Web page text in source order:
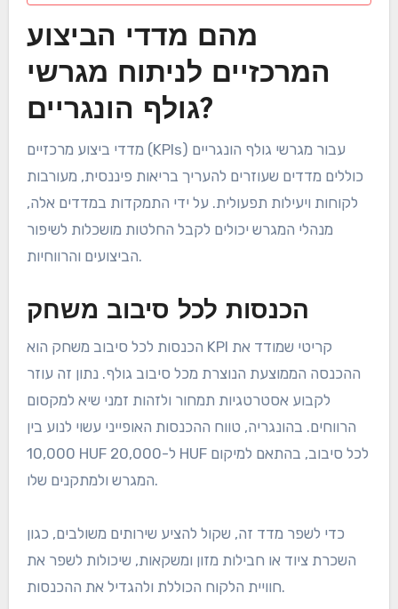
מהם מדדי הביצוע
המרכזיים לניתוח מגרשי
גולף הונגריים?
מדדי ביצוע מרכזיים (KPIs) עבור מגרשי גולף הונגריים
כוללים מדדים שעוזרים להעריך בריאות פיננסית, מעורבות
לקוחות ויעילות תפעולית. על ידי התמקדות במדדים אלה,
מנהלי המגרש יכולים לקבל החלטות מושכלות לשיפור
הביצועים והרווחיות.
הכנסות לכל סיבוב משחק
הכנסות לכל סיבוב משחק הוא KPI קריטי שמודד את
ההכנסה הממוצעת הנוצרת מכל סיבוב גולף. נתון זה עוזר
לקבוע אסטרטגיות תמחור ולזהות זמני שיא למקסום
הרווחים. בהונגריה, טווח ההכנסות האופייני עשוי לנוע בין
10,000 HUF ל-20,000 HUF לכל סיבוב, בהתאם למיקום
המגרש ולמתקנים שלו.
כדי לשפר מדד זה, שקול להציע שירותים משולבים, כגון
השכרת ציוד או חבילות מזון ומשקאות, שיכולות לשפר את
חוויית הלקוח הכוללת ולהגדיל את ההכנסות.